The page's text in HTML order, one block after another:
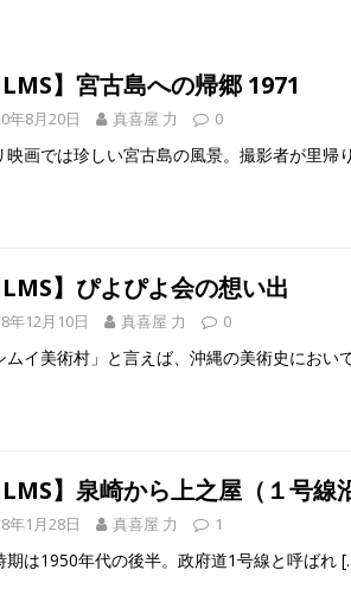
】宮古島への帰郷 1971
年8月20日 真喜屋 力 0
映画では珍しい宮古島の風景。撮影者が里帰
】ぴよぴよ会の想い出
年12月10日 真喜屋 力 0
ムイ美術村」と言えば、沖縄の美術史におい
】泉崎から上之屋（１号線
年1月28日 真喜屋 力 1
期は1950年代の後半。政府道1号線と呼ばれ